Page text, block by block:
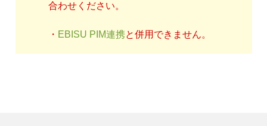
合わせください。
・ EBISU PIM連携と併用できません。